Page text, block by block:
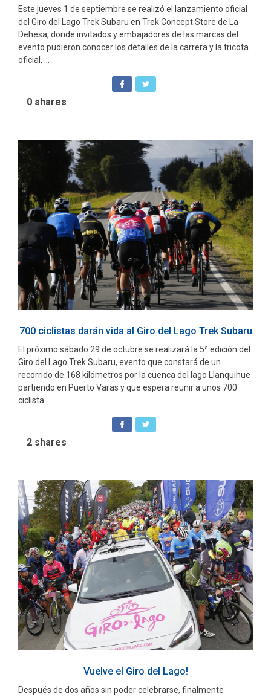
Este jueves 1 de septiembre se realizó el lanzamiento oficial
del Giro del Lago Trek Subaru en Trek Concept Store de La
Dehesa, donde invitados y embajadores de las marcas del
evento pudieron conocer los detalles de la carrera y la tricota
oficial, ...
0 shares
700 ciclistas darán vida al Giro del Lago Trek Subaru
El próximo sábado 29 de octubre se realizará la 5ª edición del
Giro del Lago Trek Subaru, evento que constará de un
recorrido de 168 kilómetros por la cuenca del lago Llanquihue
partiendo en Puerto Varas y que espera reunir a unos 700
ciclista...
2 shares
Vuelve el Giro del Lago!
Después de dos años sin poder celebrarse, finalmente